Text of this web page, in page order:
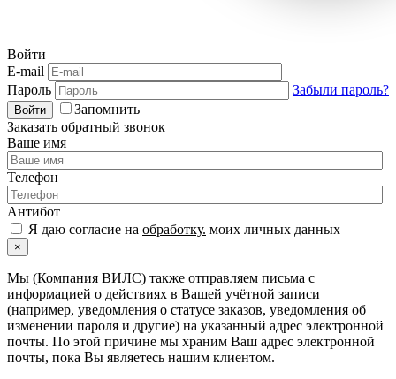
Войти
E-mail
Пароль
Забыли пароль?
Войти
Запомнить
Заказать обратный звонок
Ваше имя
Телефон
Антибот
Я даю согласие на обработку. моих личных данных
×
Мы (Компания ВИЛС) также отправляем письма с
информацией о действиях в Вашей учётной записи
(например, уведомления о статусе заказов, уведомления об
изменении пароля и другие) на указанный адрес электронной
почты. По этой причине мы храним Ваш адрес электронной
почты, пока Вы являетесь нашим клиентом.